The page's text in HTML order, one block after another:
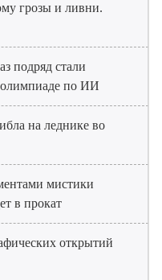
грозы и ливни.
подряд стали
по ИИ
на леднике во
мистики
в прокат
открытий